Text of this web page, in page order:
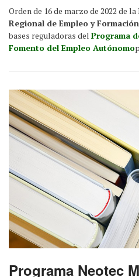
Orden de 16 de marzo de 2022 de
Regional de Empleo y Formación
bases reguladoras del Programa
Fomento del Empleo Autónomo
Programa Neotec